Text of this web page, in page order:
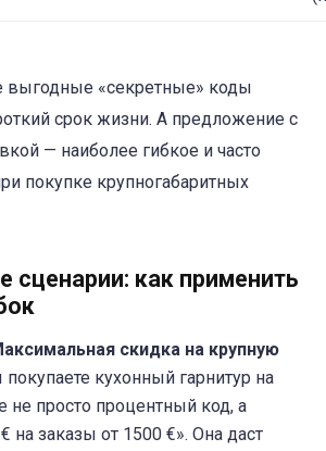
выгодные «секретные» коды
срок жизни. А предложение с
— наиболее гибкое и часто
покупке крупногабаритных
сценарии: как применить
скидка на крупную
покупаете кухонный гарнитур на
не просто процентный код, а
на заказы от 1500 €». Она даст